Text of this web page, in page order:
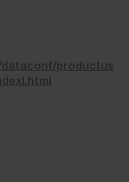
productus